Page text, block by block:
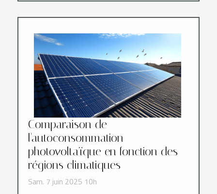
Comparaison de
l'autoconsommation
photovoltaïque en fonction des
régions climatiques
Sam. 7 juin 2025 10h